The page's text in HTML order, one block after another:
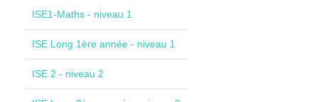
ISE1-Maths - niveau 1
ISE Long 1ère année - niveau 1
ISE 2 - niveau 2